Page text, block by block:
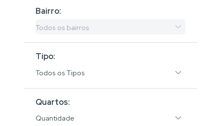
Bairro:
Todos os bairros
Tipo:
Todos os Tipos
Quartos:
Quantidade